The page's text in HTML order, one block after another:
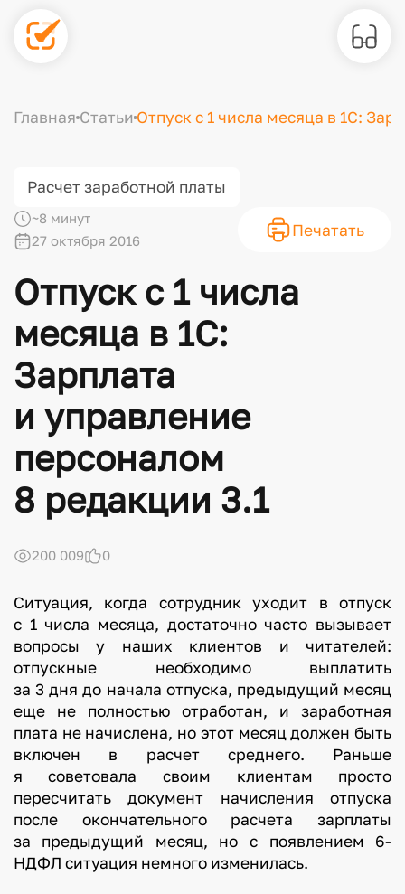
Главная Статьи Отпуск с 1 числа месяца в 1С:
Расчет заработной платы
~8 минут
27 октября 2016
Печатать
Отпуск с 1 числа
месяца в 1С:
Зарплата
и управление
персоналом
8 редакции 3.1
200 009 0
Ситуация, когда сотрудник уходит в отпуск
с 1 числа месяца, достаточно часто вызывает
вопросы у наших клиентов и читателей:
отпускные необходимо выплатить
за 3 дня до начала отпуска, предыдущий месяц
еще не полностью отработан, и заработная
плата не начислена, но этот месяц должен быть
включен в расчет среднего. Раньше
я советовала своим клиентам просто
пересчитать документ начисления отпуска
после окончательного расчета зарплаты
за предыдущий месяц, но с появлением 6-
НДФЛ ситуация немного изменилась.